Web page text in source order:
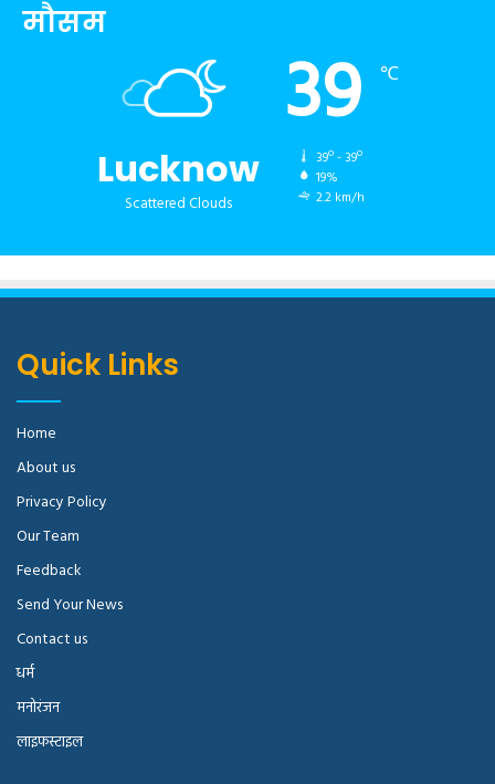
मौसम
Lucknow
Scattered Clouds
39 ℃
39º - 39º
19%
2.2 km/h
Quick Links
Home
About us
Privacy Policy
Our Team
Feedback
Send Your News
Contact us
धर्म
मनोरंजन
लाइफस्टाइल